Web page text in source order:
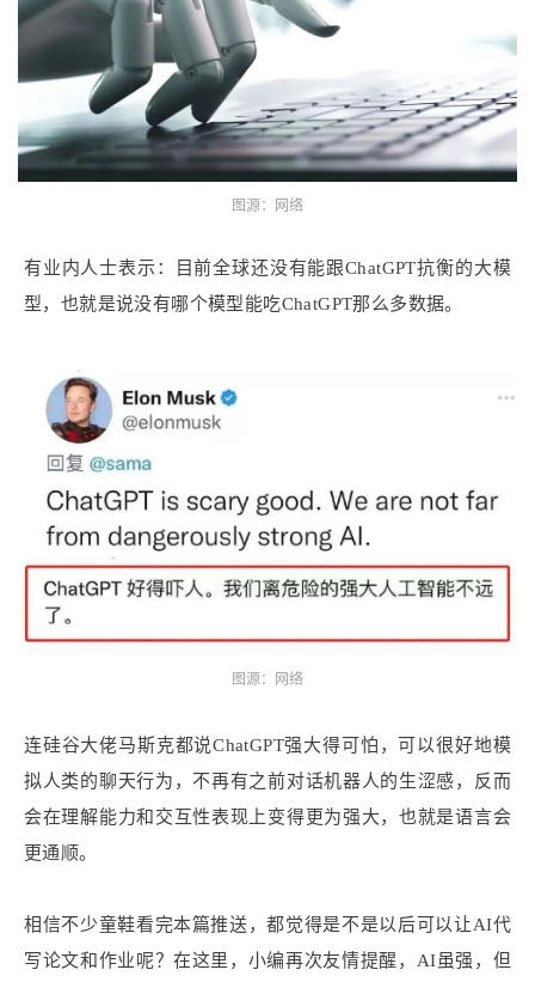
图源：网络
有业内人士表示：目前全球还没有能跟ChatGPT抗衡的大模
型，也就是说没有哪个模型能吃ChatGPT那么多数据。
图源：网络
连硅谷大佬马斯克都说ChatGPT强大得可怕，可以很好地模
拟人类的聊天行为，不再有之前对话机器人的生涩感，反而
会在理解能力和交互性表现上变得更为强大，也就是语言会
更通顺。
相信不少童鞋看完本篇推送，都觉得是不是以后可以让AI代
写论文和作业呢？在这里，小编再次友情提醒，AI虽强，但